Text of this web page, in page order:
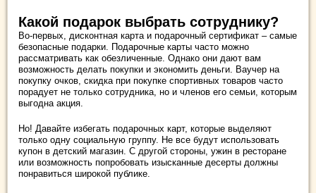
Какой подарок выбрать сотруднику?
Во-первых, дисконтная карта и подарочный сертификат – самые
безопасные подарки. Подарочные карты часто можно
рассматривать как обезличенные. Однако они дают вам
возможность делать покупки и экономить деньги. Ваучер на
покупку очков, скидка при покупке спортивных товаров часто
порадует не только сотрудника, но и членов его семьи, которым
выгодна акция.
Но! Давайте избегать подарочных карт, которые выделяют
только одну социальную группу. Не все будут использовать
купон в детский магазин. С другой стороны, ужин в ресторане
или возможность попробовать изысканные десерты должны
понравиться широкой публике.